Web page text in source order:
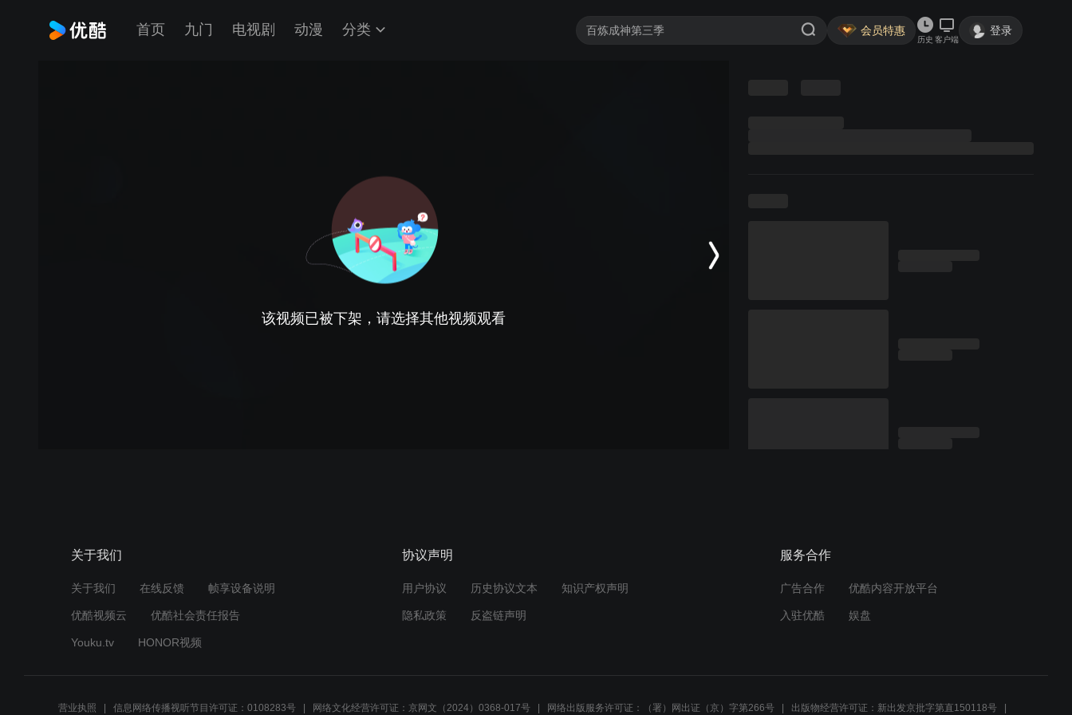
首页 九门 电视剧 动漫 分类 会员特惠
历史 客户端
登录
该视频已被下架，请选择其他视频观看
关于我们
关于我们 在线反馈 帧享设备说明
优酷视频云 优酷社会责任报告
Youku.tv HONOR视频
协议声明
用户协议 历史协议文本 知识产权声明
隐私政策 反盗链声明
服务合作
广告合作 优酷内容开放平台
入驻优酷 娱盘
营业执照 信息网络传播视听节目许可证：0108283号 网络文化经营许可证：京网文（2024）0368-017号 网络出版服务许可证：（署）网出证（京）字第266号 出版物经营许可证：新出发京批字第直150118号